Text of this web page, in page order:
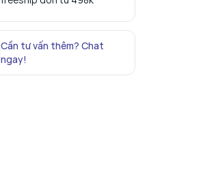
Cần tư vấn thêm? Chat
ngay!